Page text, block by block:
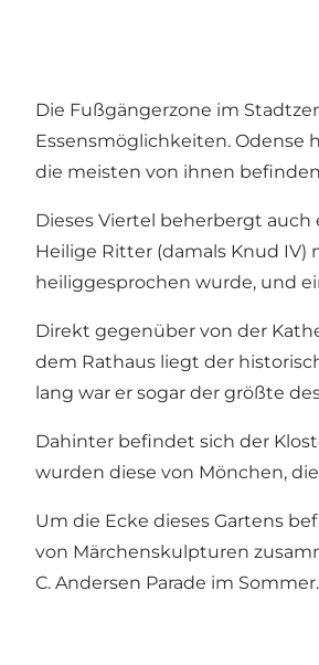
Die Fußgängerzone im
Essensmöglichkeiten. Odense
die meisten von ihnen
Dieses Viertel beherbergt auch
Heilige Ritter (damals Knud IV)
heiliggesprochen wurde, und
Direkt gegenüber von der
dem Rathaus liegt der
lang war er sogar der größte
Dahinter befindet sich der
wurden diese von Mönchen,
Um die Ecke dieses Gartens
von Märchenskulpturen
C. Andersen Parade im Sommer.